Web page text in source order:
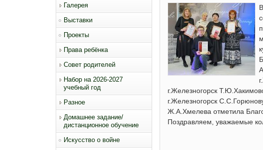
Галерея
Выставки
Проекты
Права ребёнка
Совет родителей
Набор на 2026-2027
учебный год
Разное
Домашнее задание/
дистанционное обучение
Искусство о войне
г.Железногорск
г.Железногорск
Ж.А.Хмелева отметила
Поздравляем, уважаемые